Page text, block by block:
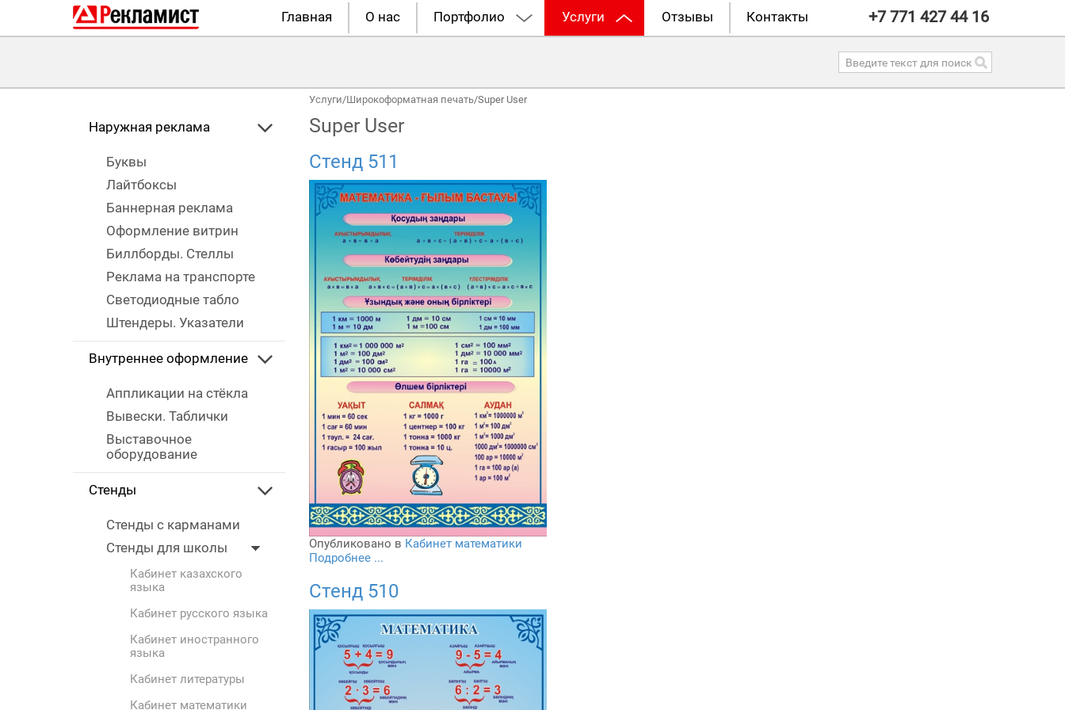
Главная О нас Портфолио Услуги Отзывы Контакты +7 771 427 44 16
Наружная реклама
Буквы
Лайтбоксы
Баннерная реклама
Оформление витрин
Биллборды. Стеллы
Реклама на транспорте
Светодиодные табло
Штендеры. Указатели
Внутреннее оформление
Аппликации на стёкла
Вывески. Таблички
Выставочное
оборудование
Стенды
Стенды с карманами
Стенды для школы
Кабинет казахского
языка
Кабинет русского языка
Кабинет иностранного
языка
Кабинет литературы
Кабинет математики
Услуги/Широкоформатная печать/Super User
Super User
Стенд 511
Опубликовано в Кабинет математики
Подробнее ...
Стенд 510